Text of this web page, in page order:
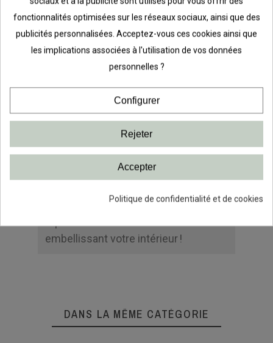
visibilité.
Lestiroirs en maillesoffrent une
solution de rangement ergonomique
avec leur fermeture en douceur et
leur structure résistante.
L’ajout deséparateursmaximise
l’espace et simplifie l’organisation.
Avec notre solution Décor+ en 3
sections Mat Blanc/Blanc, alliez style,
praticité et organisation pour un
rangement de vêtements
Décor+ pour une garde-robe qui
répond à vos besoins tout en
embellissant votre intérieur !
DANS LA MÊME CATÉGORIE
fonctionnalités optimisées sur les réseaux sociaux, ainsi que des
publicités personnalisées. Acceptez-vous ces cookies ainsi que
les implications associées à l'utilisation de vos données
personnelles ?
Configurer
Rejeter
Accepter
Politique de confidentialité et de cookies